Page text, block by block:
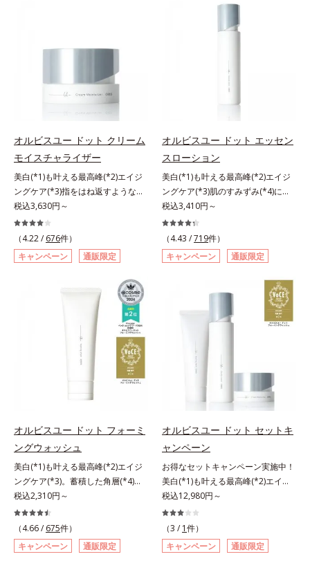
研究を進めたところ、弾力感のない
み(*6)などが現れている状態である
「透明感のなさ」が現れることで大
人の肌印象に大きな影響を与えてい
ることが分かりました。そこでオル
ビスユー ドットシリーズは美容成
分(*7)として「G.D.F.アクティベー
ター(*8)」を配合。そして、従来か
ら配合している美白有効成分「トラ
ネキサム酸」を配合しました。さら
に、シリーズ共通の美容成分(*7)
「GLルートブースター(*9)」を配合
することで、肌のふっくら感や透明
感を叶えます。美白ケアしながら多
ズに。3ステップで上向き(*10)のハ
リと透明感を。効果的なシナジー設
計で、あなたのエイジングケアを応
援します。*1 メラニンの生成を抑
え、シミ・ソバカスを防ぐ（ウォッ
シュ除く）*2 オルビス内スキンケ
アシリーズの保湿力*3 年齢に応じ
たお手入れのこと*4 うるおいによ
る*5 乾燥、ハリ・ツヤのなさ
ロニセラカエルレア果汁、ノバラエ
キス配合＝うるおいを与えハリと透
明感に満ちた肌へ導く保湿成分*9
メマツヨイグサ抽出液、スイカズラ
エキス配合＝角層のすみずみまで水
分・油分を保ち、ハリ・ツヤを与え
る保湿成分*10 気持ちのことアレ
ルギーテスト済＝全ての方にアレル
ギーが起こらないということではあ
す。「うるおいの質」に着目し、肌
た美しい肌へと導きます。ポーラ・
ル(*3)」を国内唯一(*4)、高濃度で
配合。角層のバリア機能にアプロー
チして肌荒れを防ぎ、肌不調にゆら
がない肌を叶えます。そして、独自
研究に基づいたアプローチ成分
「MCアクティベーター(*5)」。肌
のうるおいを引き出し・高めて、ハ
リ感あふれる肌へと導きます。うる
おいに満ちたゆらがない肌をご体感
いただくために設計された3ステッ
プで、いつも力強く美しくあり続け
るあなたを応援します。*1 肌にう
るおいが満ち、維持されている状態
*2 年齢に応じたお手入れのこと
*3 デクスパンテノールW*4
2022年5月 Mintel社データベース及
び先行技術調査による当社調べ*5
オトギリソウエキス配合＝肌にうる
ツヤ肌へ導く保湿成分アレルギーテ
スト済＝全ての方にアレルギーが起
こらないということではありませ
オルビスユー ドット クリーム
モイスチャライザー
美白(*1)も叶える最高峰(*2)エイジ
ングケア(*3)指をはね返すような弾
力感が宿るハリ感 濃密フィットク
リーム。ハリも透明感(*4)も結果主
義。年齢サイン(*5)の因子に着目し
た肌科学エイジングケア(*3)シリー
ズ。オルビスユー ドットシリーズ
は、年齢による肌悩み一つ一つを対
処するのではなく、肌で起きている
ことの根本原因に着目。加齢ととも
に現れる年齢サインについて研究を
進めたところ、弾力感のない状態で
ある「ハリのなさ」や、くすみ(*6)
などが現れている状態である「透明
感のなさ」が、大人の肌印象に大き
シリーズは美容成分(*7)として
「G.D.F.アクティベーター(*8)」を
配合。そして、従来から配合してい
る美白(*1)有効成分「トラネキサム
酸」を配合しました。さらに、シリ
ーズ共通の美容成分「GLルートブ
ースター(*9)」を配合することで、
肌のふっくら感や透明感を叶えま
す。美白ケアしながら多角的なエイ
ジングケアが叶うシリーズに。3ス
税込3,630円～
（4.22 / 676件）
キャンペーン
通販限定
オルビスユー ドット エッセン
スローション
美白(*1)も叶える最高峰(*2)エイジ
ングケア(*3)肌のすみずみ(*4)にし
みわたるうるおい充満ローション。
ハリも透明感(*5)も結果主義。年齢
サイン(*6)の因子に着目した肌科学
エイジングケア(*3)シリーズ。オル
ビスユー ドットシリーズは、年齢
による肌悩み一つ一つを対処するの
ではなく、肌で起きていることの根
本原因に着目。加齢とともに現れる
年齢サインについて研究を進めたと
リのなさ」や、くすみ(*7)などが現
れている状態である「透明感のな
さ」が、大人の肌印象に大きな影響
を与えていることがわかりました。
そこでオルビスユー ドットシリー
ズは美容成分(*8)として「G.D.F.ア
クティベーター(*9)」を配合。そし
て、従来から配合している美白(*1)
有効成分「トラネキサム酸」を配合
しました。さらに、シリーズ共通の
美容成分「GLルートブースター
(*10)」を配合することで、肌のふ
っくら感や透明感を叶えます。美白
ケアしながら多角的なエイジングケ
アが叶うシリーズに。3ステップで
税込3,410円～
（4.43 /719件）
キャンペーン
通販限定
オルビスユー ドット フォーミ
ングウォッシュ
美白(*1)も叶える最高峰(*2)エイジ
ングケア(*3)。蓄積した角層(*4)を
絡めとりくすみ(*5)を晴らす高密着
マイルドピーリング(*6)洗顔料。ハ
リも透明感(*7)も結果主義。年齢サ
イン(*8)の因子に着目した肌科学エ
イジングケア(*3)シリーズ。オルビ
税込2,310円～
（4.66 / 675件）
キャンペーン
通販限定
オルビスユー ドット セットキ
ャンペーン
お得なセットキャンペーン実施中！
美白(*1)も叶える最高峰(*2)エイジ
ングケア(*3)。ハリも透明感(*4)も
結果主義。年齢サイン(*5)の因子に
着目した肌科学エイジングケア(*3)
シリーズ。オルビスユー ドットシ
リーズは、年齢による肌悩み一つ一
税込12,980円～
（3 / 1件）
キャンペーン
通販限定